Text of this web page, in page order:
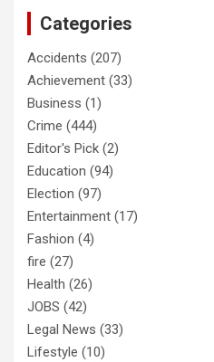
Categories
Accidents (207)
Achievement (33)
Business (1)
Crime (444)
Editor's Pick (2)
Education (94)
Election (97)
Entertainment (17)
Fashion (4)
fire (27)
Health (26)
JOBS (42)
Legal News (33)
Lifestyle (10)